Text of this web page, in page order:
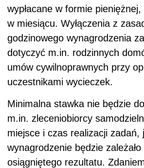
wypłacane w formie
w miesiącu. Wyłączenia z
godzinowego wynagrodzenia
dotyczyć m.in. rodzinnych
umów cywilnoprawnych przy
uczestnikami wycieczek.
Minimalna stawka nie będzie
m.in. zleceniobiorcy
miejsce i czas realizacji zadań,
wynagrodzenie będzie zależało
osiągniętego rezultatu.